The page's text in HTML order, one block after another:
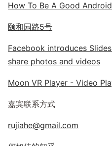
How To Be A Good
颐和园路5号
Facebook introduces
share photos and videos
Moon VR Player - Video
嘉宾联系方式
rujiahe@gmail.com